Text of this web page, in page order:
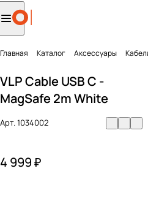
Главная Каталог Аксесcуары
VLP Cable USB C -
MagSafe 2m White
Арт.1034002
4 999 ₽